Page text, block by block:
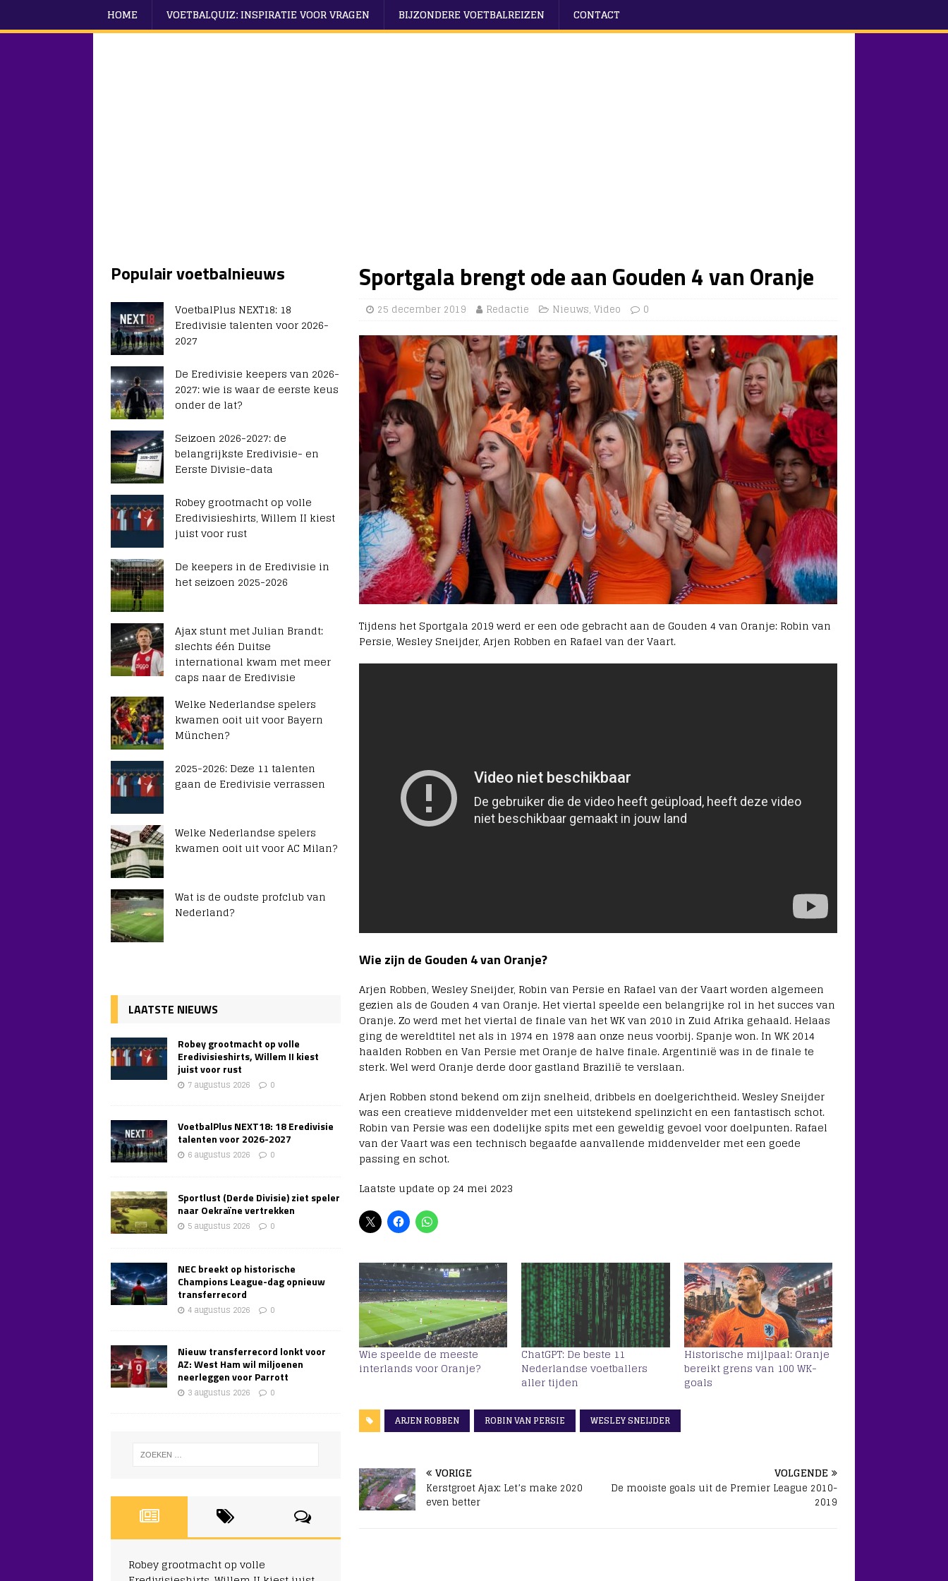
HOME VOETBALQUIZ: INSPIRATIE VOOR VRAGEN BIJZONDERE VOETBALREIZEN CONTACT
Sportgala brengt ode aan Gouden 4 van Oranje
25 december 2019 Redactie Nieuws, Video 0
Tijdens het Sportgala 2019 werd er een ode gebracht aan de Gouden 4 van Oranje: Robin van
Persie, Wesley Sneijder, Arjen Robben en Rafael van der Vaart.
Wie zijn de Gouden 4 van Oranje?
Arjen Robben, Wesley Sneijder, Robin van Persie en Rafael van der Vaart worden algemeen
gezien als de Gouden 4 van Oranje. Het viertal speelde een belangrijke rol in het succes van
Oranje. Zo werd met het viertal de finale van het WK van 2010 in Zuid Afrika gehaald. Helaas
ging de wereldtitel net als in 1974 en 1978 aan onze neus voorbij. Spanje won. In WK 2014
haalden Robben en Van Persie met Oranje de halve finale. Argentinië was in de finale te
sterk. Wel werd Oranje derde door gastland Brazilië te verslaan.
Arjen Robben stond bekend om zijn snelheid, dribbels en doelgerichtheid. Wesley Sneijder
was een creatieve middenvelder met een uitstekend spelinzicht en een fantastisch schot.
Robin van Persie was een dodelijke spits met een geweldig gevoel voor doelpunten. Rafael
van der Vaart was een technisch begaafde aanvallende middenvelder met een goede
passing en schot.
Laatste update op 24 mei 2023
Wie speelde de meeste
interlands voor Oranje?
ChatGPT: De beste 11
Nederlandse voetballers
aller tijden
Historische mijlpaal: Oranje
bereikt grens van 100 WK-
goals
ARJEN ROBBEN ROBIN VAN PERSIE WESLEY SNEIJDER
VORIGE
Kerstgroet Ajax: Let’s make 2020
even better
VOLGENDE
De mooiste goals uit de Premier League 2010-
2019
Populair voetbalnieuws
VoetbalPlus NEXT18: 18
Eredivisie talenten voor 2026-
2027
De Eredivisie keepers van 2026-
2027: wie is waar de eerste keus
onder de lat?
Seizoen 2026-2027: de
belangrijkste Eredivisie- en
Eerste Divisie-data
Robey grootmacht op volle
Eredivisieshirts, Willem II kiest
juist voor rust
De keepers in de Eredivisie in
het seizoen 2025-2026
Ajax stunt met Julian Brandt:
slechts één Duitse
international kwam met meer
caps naar de Eredivisie
Welke Nederlandse spelers
kwamen ooit uit voor Bayern
München?
2025-2026: Deze 11 talenten
gaan de Eredivisie verrassen
Welke Nederlandse spelers
kwamen ooit uit voor AC Milan?
Wat is de oudste profclub van
Nederland?
LAATSTE NIEUWS
Robey grootmacht op volle
Eredivisieshirts, Willem II kiest
juist voor rust
7 augustus 2026 0
VoetbalPlus NEXT18: 18 Eredivisie
talenten voor 2026-2027
6 augustus 2026 0
Sportlust (Derde Divisie) ziet speler
naar Oekraïne vertrekken
5 augustus 2026 0
NEC breekt op historische
Champions League-dag opnieuw
transferrecord
4 augustus 2026 0
Nieuw transferrecord lonkt voor
AZ: West Ham wil miljoenen
neerleggen voor Parrott
3 augustus 2026 0
Robey grootmacht op volle